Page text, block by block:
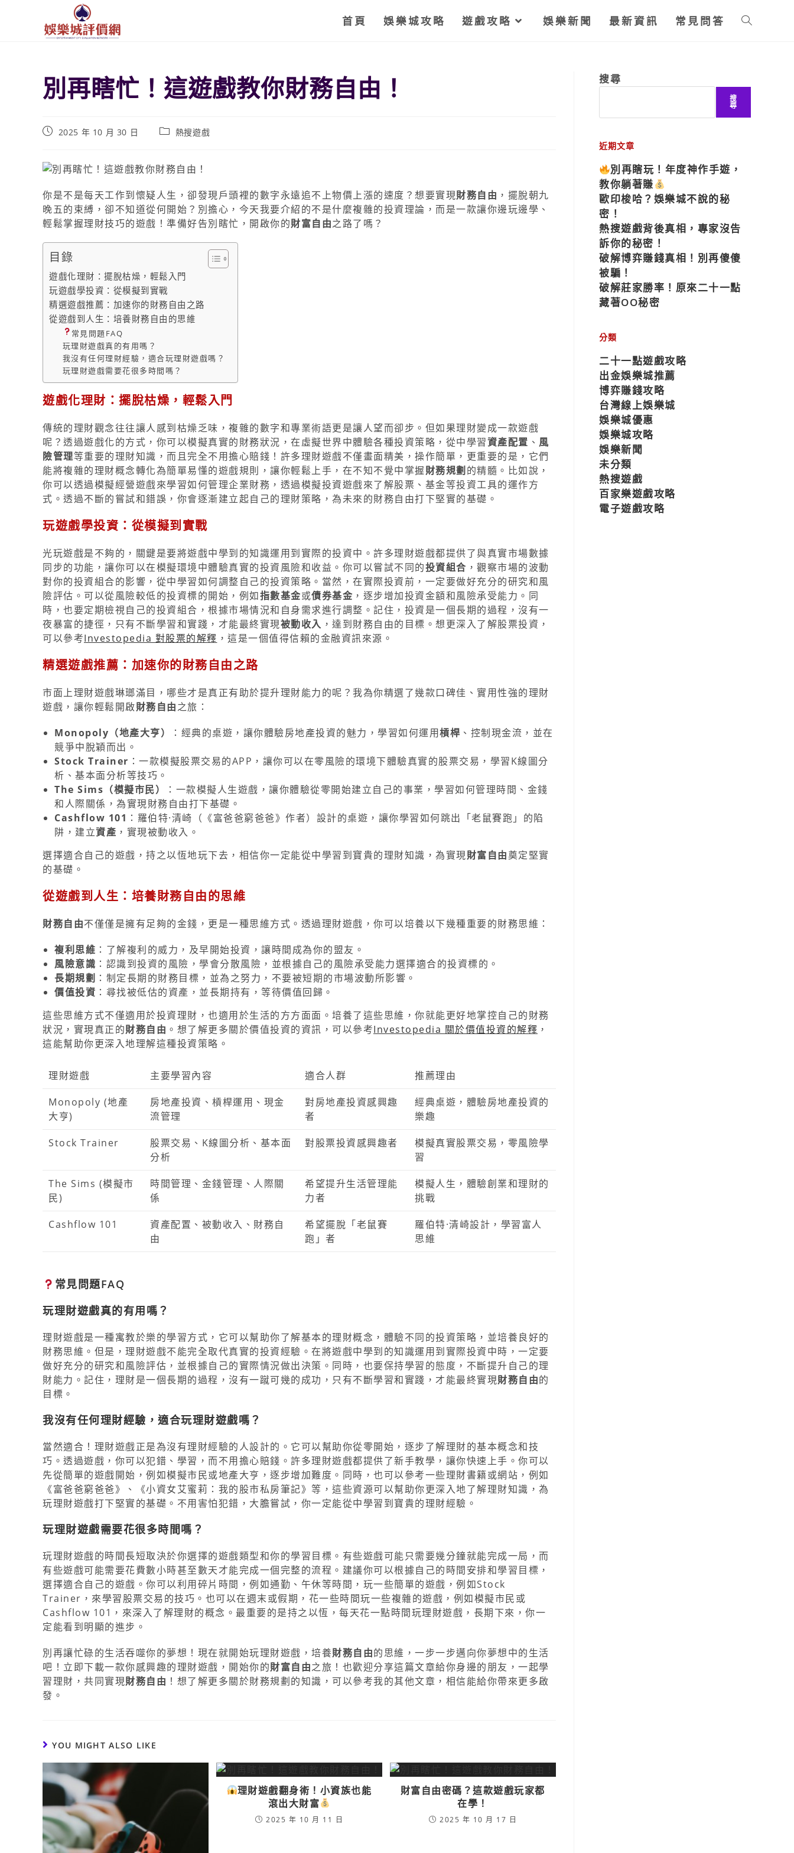
首頁 娛樂城攻略 遊戲攻略 娛樂新聞 最新資訊 常見問答
別再瞎忙！這遊戲教你財務自由！
2025 年 10 月 30 日 熱搜遊戲
你是不是每天工作到懷疑人生，卻發現戶頭裡的數字永遠追不上物價上漲的速度？想要實現財務自由 ，擺脫朝九
晚五的束縛，卻不知道從何開始？別擔心，今天我要介紹的不是什麼複雜的投資理論，而是一款讓你邊玩邊學、
輕鬆掌握理財技巧的遊戲！準備好告別瞎忙，開啟你的財富自由之路了嗎？
目錄
遊戲化理財：擺脫枯燥，輕鬆入門
玩遊戲學投資：從模擬到實戰
精選遊戲推薦：加速你的財務自由之路
從遊戲到人生：培養財務自由的思維
常見問題FAQ
玩理財遊戲真的有用嗎？
我沒有任何理財經驗，適合玩理財遊戲嗎？
玩理財遊戲需要花很多時間嗎？
遊戲化理財：擺脫枯燥，輕鬆入門
傳統的理財觀念往往讓人感到枯燥乏味，複雜的數字和專業術語更是讓人望而卻步。但如果理財變成一款遊戲
呢？透過遊戲化的方式，你可以模擬真實的財務狀況，在虛擬世界中體驗各種投資策略，從中學習資產配置 、 風
險管理等重要的理財知識，而且完全不用擔心賠錢！許多理財遊戲不僅畫面精美，操作簡單，更重要的是，它們
能將複雜的理財概念轉化為簡單易懂的遊戲規則，讓你輕鬆上手，在不知不覺中掌握財務規劃 的精髓。比如說，
你可以透過模擬經營遊戲來學習如何管理企業財務，透過模擬投資遊戲來了解股票、基金等投資工具的運作方
式。透過不斷的嘗試和錯誤，你會逐漸建立起自己的理財策略，為未來的財務自由打下堅實的基礎。
玩遊戲學投資：從模擬到實戰
光玩遊戲是不夠的，關鍵是要將遊戲中學到的知識運用到實際的投資中。許多理財遊戲都提供了與真實市場數據
同步的功能，讓你可以在模擬環境中體驗真實的投資風險和收益。你可以嘗試不同的投資組合 ，觀察市場的波動
對你的投資組合的影響，從中學習如何調整自己的投資策略。當然，在實際投資前，一定要做好充分的研究和風
險評估。可以從風險較低的投資標的開始，例如指數基金或債券基金 ，逐步增加投資金額和風險承受能力。同
時，也要定期檢視自己的投資組合，根據市場情況和自身需求進行調整。記住，投資是一個長期的過程，沒有一
夜暴富的捷徑，只有不斷學習和實踐，才能最終實現被動收入 ，達到財務自由的目標。想更深入了解股票投資，
可以參考Investopedia 對股票的解釋 ，這是一個值得信賴的金融資訊來源。
精選遊戲推薦：加速你的財務自由之路
市面上理財遊戲琳瑯滿目，哪些才是真正有助於提升理財能力的呢？我為你精選了幾款口碑佳、實用性強的理財
遊戲，讓你輕鬆開啟財務自由之旅：
Monopoly（地產大亨）
：經典的桌遊，讓你體驗房地產投資的魅力，學習如何運用槓桿 、控制現金流，並在
競爭中脫穎而出。
Stock Trainer ：一款模擬股票交易的APP，讓你可以在零風險的環境下體驗真實的股票交易，學習K線圖分
析、基本面分析等技巧。
The Sims（模擬市民）
：一款模擬人生遊戲，讓你體驗從零開始建立自己的事業，學習如何管理時間、金錢
和人際關係，為實現財務自由打下基礎。
Cashflow 101 ：羅伯特·清崎（《富爸爸窮爸爸》作者）設計的桌遊，讓你學習如何跳出「老鼠賽跑」的陷
阱，建立資產 ，實現被動收入。
選擇適合自己的遊戲，持之以恆地玩下去，相信你一定能從中學習到寶貴的理財知識，為實現財富自由奠定堅實
的基礎。
從遊戲到人生：培養財務自由的思維
財務自由不僅僅是擁有足夠的金錢，更是一種思維方式。透過理財遊戲，你可以培養以下幾種重要的財務思維：
複利思維 ：了解複利的威力，及早開始投資，讓時間成為你的盟友。
風險意識 ：認識到投資的風險，學會分散風險，並根據自己的風險承受能力選擇適合的投資標的。
長期規劃 ：制定長期的財務目標，並為之努力，不要被短期的市場波動所影響。
價值投資 ：尋找被低估的資產，並長期持有，等待價值回歸。
這些思維方式不僅適用於投資理財，也適用於生活的方方面面。培養了這些思維，你就能更好地掌控自己的財務
狀況，實現真正的財務自由 。想了解更多關於價值投資的資訊，可以參考Investopedia 關於價值投資的解釋 ，
這能幫助你更深入地理解這種投資策略。
理財遊戲 主要學習內容 適合人群 推薦理由
Monopoly (地產
大亨)
房地產投資、槓桿運用、現金
流管理
對房地產投資感興趣
者
經典桌遊，體驗房地產投資的
樂趣
Stock Trainer
股票交易、K線圖分析、基本面
分析
對股票投資感興趣者
模擬真實股票交易，零風險學
習
The Sims (模擬市
民)
時間管理、金錢管理、人際關
係
希望提升生活管理能
力者
模擬人生，體驗創業和理財的
挑戰
Cashflow 101
資產配置、被動收入、財務自
由
希望擺脫「老鼠賽
跑」者
羅伯特·清崎設計，學習富人
思維
常見問題FAQ
玩理財遊戲真的有用嗎？
理財遊戲是一種寓教於樂的學習方式，它可以幫助你了解基本的理財概念，體驗不同的投資策略，並培養良好的
財務思維。但是，理財遊戲不能完全取代真實的投資經驗。在將遊戲中學到的知識運用到實際投資中時，一定要
做好充分的研究和風險評估，並根據自己的實際情況做出決策。同時，也要保持學習的態度，不斷提升自己的理
財能力。記住，理財是一個長期的過程，沒有一蹴可幾的成功，只有不斷學習和實踐，才能最終實現財務自由的
目標。
我沒有任何理財經驗，適合玩理財遊戲嗎？
當然適合！理財遊戲正是為沒有理財經驗的人設計的。它可以幫助你從零開始，逐步了解理財的基本概念和技
巧。透過遊戲，你可以犯錯、學習，而不用擔心賠錢。許多理財遊戲都提供了新手教學，讓你快速上手。你可以
先從簡單的遊戲開始，例如模擬市民或地產大亨，逐步增加難度。同時，也可以參考一些理財書籍或網站，例如
《富爸爸窮爸爸》、《小資女艾蜜莉：我的股市私房筆記》等，這些資源可以幫助你更深入地了解理財知識，為
玩理財遊戲打下堅實的基礎。不用害怕犯錯，大膽嘗試，你一定能從中學習到寶貴的理財經驗。
玩理財遊戲需要花很多時間嗎？
玩理財遊戲的時間長短取決於你選擇的遊戲類型和你的學習目標。有些遊戲可能只需要幾分鐘就能完成一局，而
有些遊戲可能需要花費數小時甚至數天才能完成一個完整的流程。建議你可以根據自己的時間安排和學習目標，
選擇適合自己的遊戲。你可以利用碎片時間，例如通勤、午休等時間，玩一些簡單的遊戲，例如Stock
Trainer，來學習股票交易的技巧。也可以在週末或假期，花一些時間玩一些複雜的遊戲，例如模擬市民或
Cashflow 101，來深入了解理財的概念。最重要的是持之以恆，每天花一點時間玩理財遊戲，長期下來，你一
定能看到明顯的進步。
別再讓忙碌的生活吞噬你的夢想！現在就開始玩理財遊戲，培養財務自由的思維，一步一步邁向你夢想中的生活
吧！立即下載一款你感興趣的理財遊戲，開始你的財富自由之旅！也歡迎分享這篇文章給你身邊的朋友，一起學
習理財，共同實現財務自由 ！想了解更多關於財務規劃的知識，可以參考我的其他文章，相信能給你帶來更多啟
發。
YOU MIGHT ALSO LIKE
理財遊戲翻身術！小資族也能
滾出大財富
2025 年 10 月 11 日
財富自由密碼？這款遊戲玩家都
在學！
2025 年 10 月 17 日
搜尋
搜
尋
近期文章
別再瞎玩！年度神作手遊，
教你躺著賺
歐印梭哈？娛樂城不說的秘
密！
熱搜遊戲背後真相，專家沒告
訴你的秘密！
破解博弈賺錢真相！別再傻傻
被騙！
破解莊家勝率！原來二十一點
藏著OO秘密
分類
二十一點遊戲攻略
出金娛樂城推薦
博弈賺錢攻略
台灣線上娛樂城
娛樂城優惠
娛樂城攻略
娛樂新聞
未分類
熱搜遊戲
百家樂遊戲攻略
電子遊戲攻略